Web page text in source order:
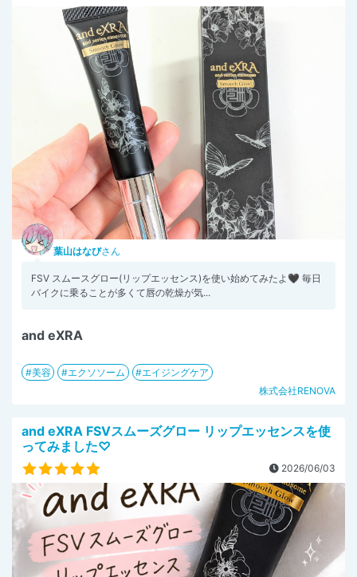
葉山はなびさん
FSV スムースグロー(リップエッセンス)を使い始めてみたよ🖤 毎日
バイクに乗ることが多くて唇の乾燥が気...
and eXRA
美容 エクソソーム
エイジングケア
株式会社RENOVA
and eXRA FSVスムーズグロー リップエッセンスを使
ってみました♡
2026/06/03